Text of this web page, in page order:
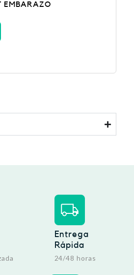
EMBARAZO
Entrega
Rápida
24/48 horas